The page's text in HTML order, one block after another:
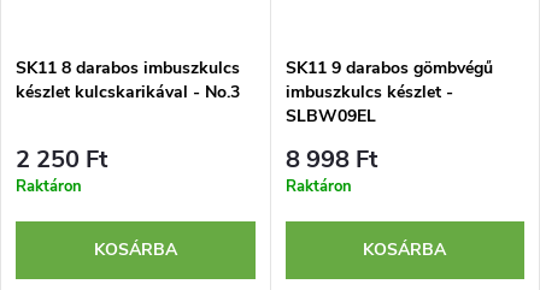
SK11 8 darabos imbuszkulcs
készlet kulcskarikával - No.3
2 250 Ft
Raktáron
KOSÁRBA
SK11 9 darabos gömbvégű
imbuszkulcs készlet -
SLBW09EL
8 998 Ft
Raktáron
KOSÁRBA